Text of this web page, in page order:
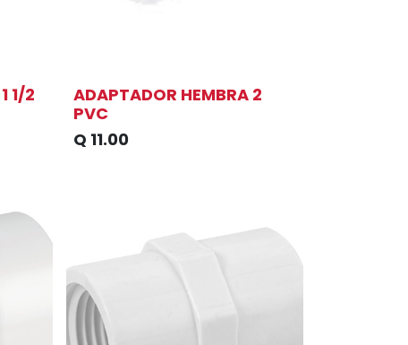
1/2
ADAPTADOR HEMBRA 2
PVC
Q 11.00